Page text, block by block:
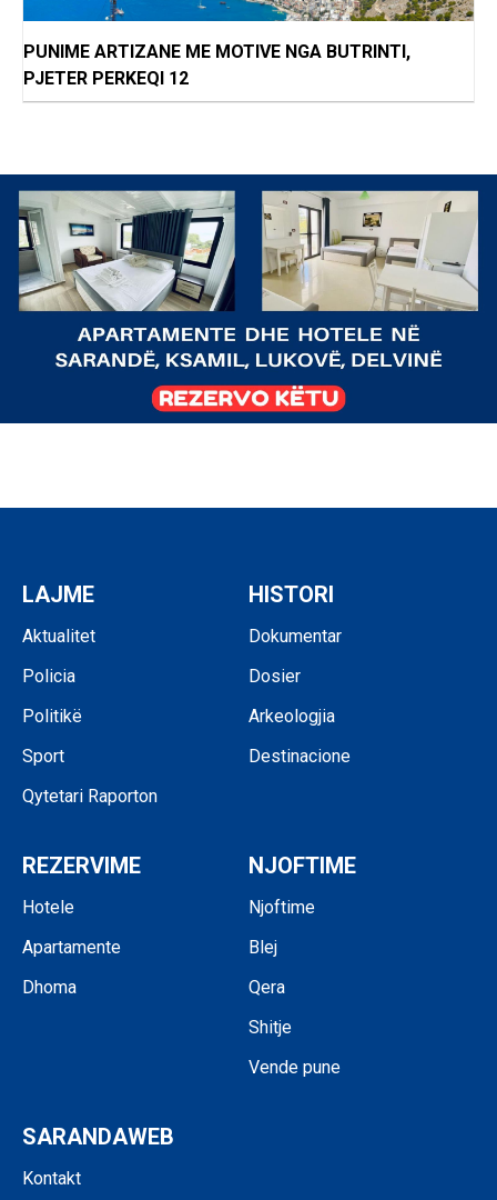
PUNIME ARTIZANE ME MOTIVE NGA BUTRINTI,
PJETER PERKEQI 12
LAJME
Aktualitet
Policia
Politikë
Sport
Qytetari Raporton
HISTORI
Dokumentar
Dosier
Arkeologjia
Destinacione
REZERVIME
Hotele
Apartamente
Dhoma
NJOFTIME
Njoftime
Blej
Qera
Shitje
Vende pune
SARANDAWEB
Kontakt